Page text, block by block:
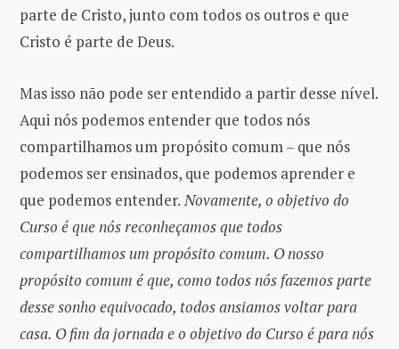
parte de Cristo, junto com todos os outros e que
Cristo é parte de Deus.
Mas isso não pode ser entendido a partir desse nível.
Aqui nós podemos entender que todos nós
compartilhamos um propósito comum – que nós
podemos ser ensinados, que podemos aprender e
que podemos entender.Novamente, o objetivo do
Curso é que nós reconheçamos que todos
compartilhamos um propósito comum. O nosso
propósito comum é que, como todos nós fazemos parte
desse sonho equivocado, todos ansiamos voltar para
casa. O fim da jornada e o objetivo do Curso é para nós